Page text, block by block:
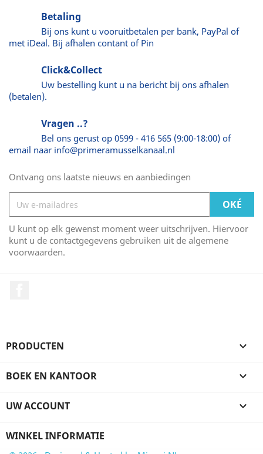
Betaling
Bij ons kunt u vooruitbetalen per bank, PayPal of
met iDeal. Bij afhalen contant of Pin
Click&Collect
Uw bestelling kunt u na bericht bij ons afhalen
(betalen).
Vragen ..?
Bel ons gerust op 0599 - 416 565 (9:00-18:00) of
email naar info@primeramusselkanaal.nl
Ontvang ons laatste nieuws en aanbiedingen
U kunt op elk gewenst moment weer uitschrijven. Hiervoor
kunt u de contactgegevens gebruiken uit de algemene
voorwaarden.
PRODUCTEN 
BOEK EN KANTOOR 
UW ACCOUNT 
WINKEL INFORMATIE